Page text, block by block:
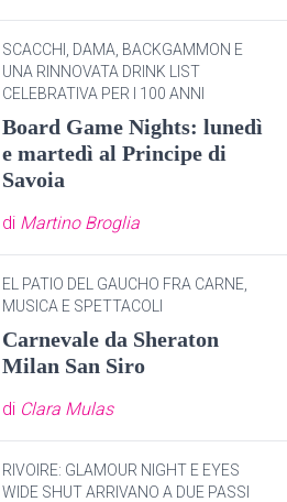
SCACCHI, DAMA, BACKGAMMON E
UNA RINNOVATA DRINK LIST
CELEBRATIVA PER I 100 ANNI
Board Game Nights: lunedì
e martedì al Principe di
Savoia
di Martino Broglia
EL PATIO DEL GAUCHO FRA CARNE,
MUSICA E SPETTACOLI
Carnevale da Sheraton
Milan San Siro
di Clara Mulas
RIVOIRE: GLAMOUR NIGHT E EYES
WIDE SHUT ARRIVANO A DUE PASSI